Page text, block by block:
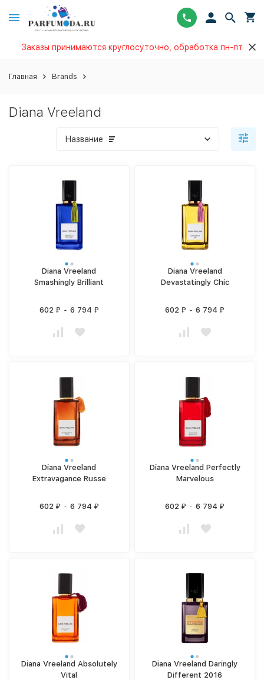
Заказы принимаются круглосуточно, обработка пн-пт
Главная Brands
Diana Vreeland
Название
Diana Vreeland
Smashingly Brilliant
602 ₽ - 6 794 ₽
Diana Vreeland
Devastatingly Chic
602₽ - 6 794₽
Diana Vreeland
Extravagance Russe
602 ₽ - 6 794 ₽
Diana Vreeland Perfectly
Marvelous
602₽ - 6 794₽
Diana Vreeland Absolutely
Vital
Diana Vreeland Daringly
Different 2016